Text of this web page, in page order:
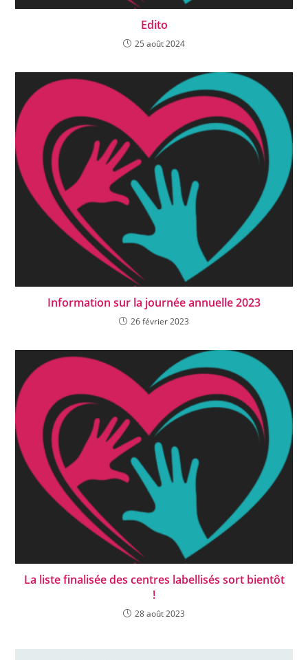
Edito
25 août 2024
Information sur la journée annuelle 2023
26 février 2023
La liste finalisée des centres labellisés sort bientôt
!
28 août 2023